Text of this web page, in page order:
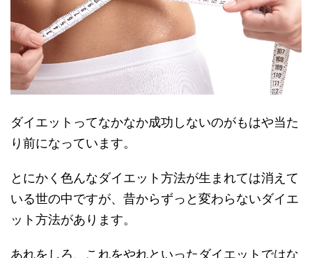
ダイエットってなかなか成功しないのがもはや当た
り前になっています。
とにかく色んなダイエット方法が生まれては消えて
いる世の中ですが、昔からずっと変わらないダイエ
ット方法があります。
あれをしろ、これをやれといったダイエットではな